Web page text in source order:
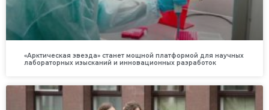
«Арктическая звезда» станет мощной платформой для научных
лабораторных изысканий и инновационных разработок